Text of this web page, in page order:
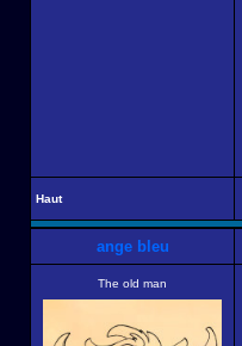
Haut
ange bleu
The old man